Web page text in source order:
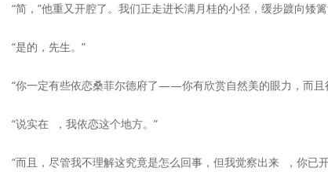
“简，”他重又开腔了。我们正走进长满月桂的小径，缓步踱向矮
“是的，先生。”
“你一定有些依恋桑菲尔德府了——你有欣赏自然美的眼力，而且
“说实在 ，我依恋这个地方。”
“而且，尽管我不理解这究竟是怎么回事，但我觉察出来 ，你已